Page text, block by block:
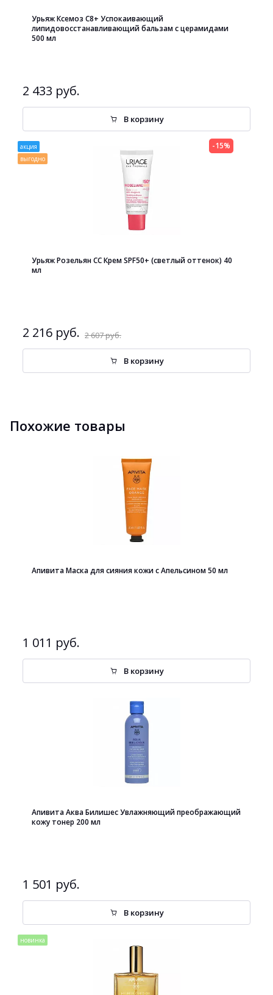
Урьяж Ксемоз С8+ Успокаивающий
липидовосстанавливающий бальзам с церамидами
500 мл
2 433 руб.
В корзину
акция
выгодно
Урьяж Розельян СС Крем SPF50+ (светлый оттенок) 40
мл
2 216 руб. 2 607 руб.
-15%
В корзину
Похожие товары
Апивита Маска для сияния кожи с Апельсином 50 мл
1 011 руб.
В корзину
Апивита Аква Билишес Увлажняющий преображающий
кожу тонер 200 мл
1 501 руб.
В корзину
новинка